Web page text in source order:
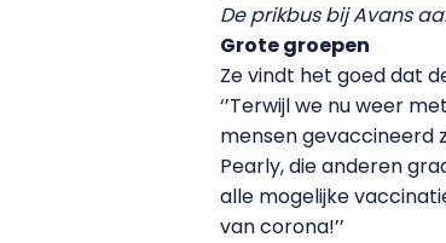
De prikbus bij Avans
Grote groepen
Ze vindt het goed dat
‘’Terwijl we nu weer
mensen gevaccineerd
Pearly, die anderen
alle mogelijke
van corona!’’